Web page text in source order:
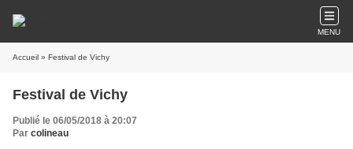
MENU
Accueil » Festival de Vichy
Festival de Vichy
Publié le 06/05/2018 à 20:07
Par colineau